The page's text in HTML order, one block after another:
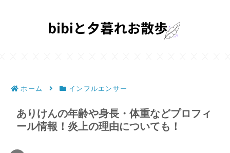
ホーム インフルエンサー
ありけんの年齢や身長・体重などプロフィ
ール情報！炎上の理由についても！